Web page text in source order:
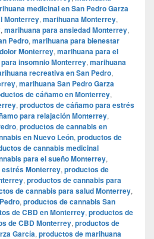
medicinal en San Pedro Garza
Monterrey, marihuana Monterrey,
, marihuana para ansiedad Monterrey,
Pedro, marihuana para bienestar
Monterrey, marihuana para el
insomnio Monterrey, marihuana
recreativa en San Pedro,
, marihuana San Pedro Garza
de cáñamo en Monterrey,
, productos de cáñamo para estrés
para relajación Monterrey,
, productos de cannabis en
en Nuevo León, productos de
de cannabis medicinal
para el sueño Monterrey,
Monterrey, productos de
, productos de cannabis para
de cannabis para salud Monterrey,
, productos de cannabis San
de CBD en Monterrey, productos de
de CBD Monterrey, productos de
García, productos de marihuana